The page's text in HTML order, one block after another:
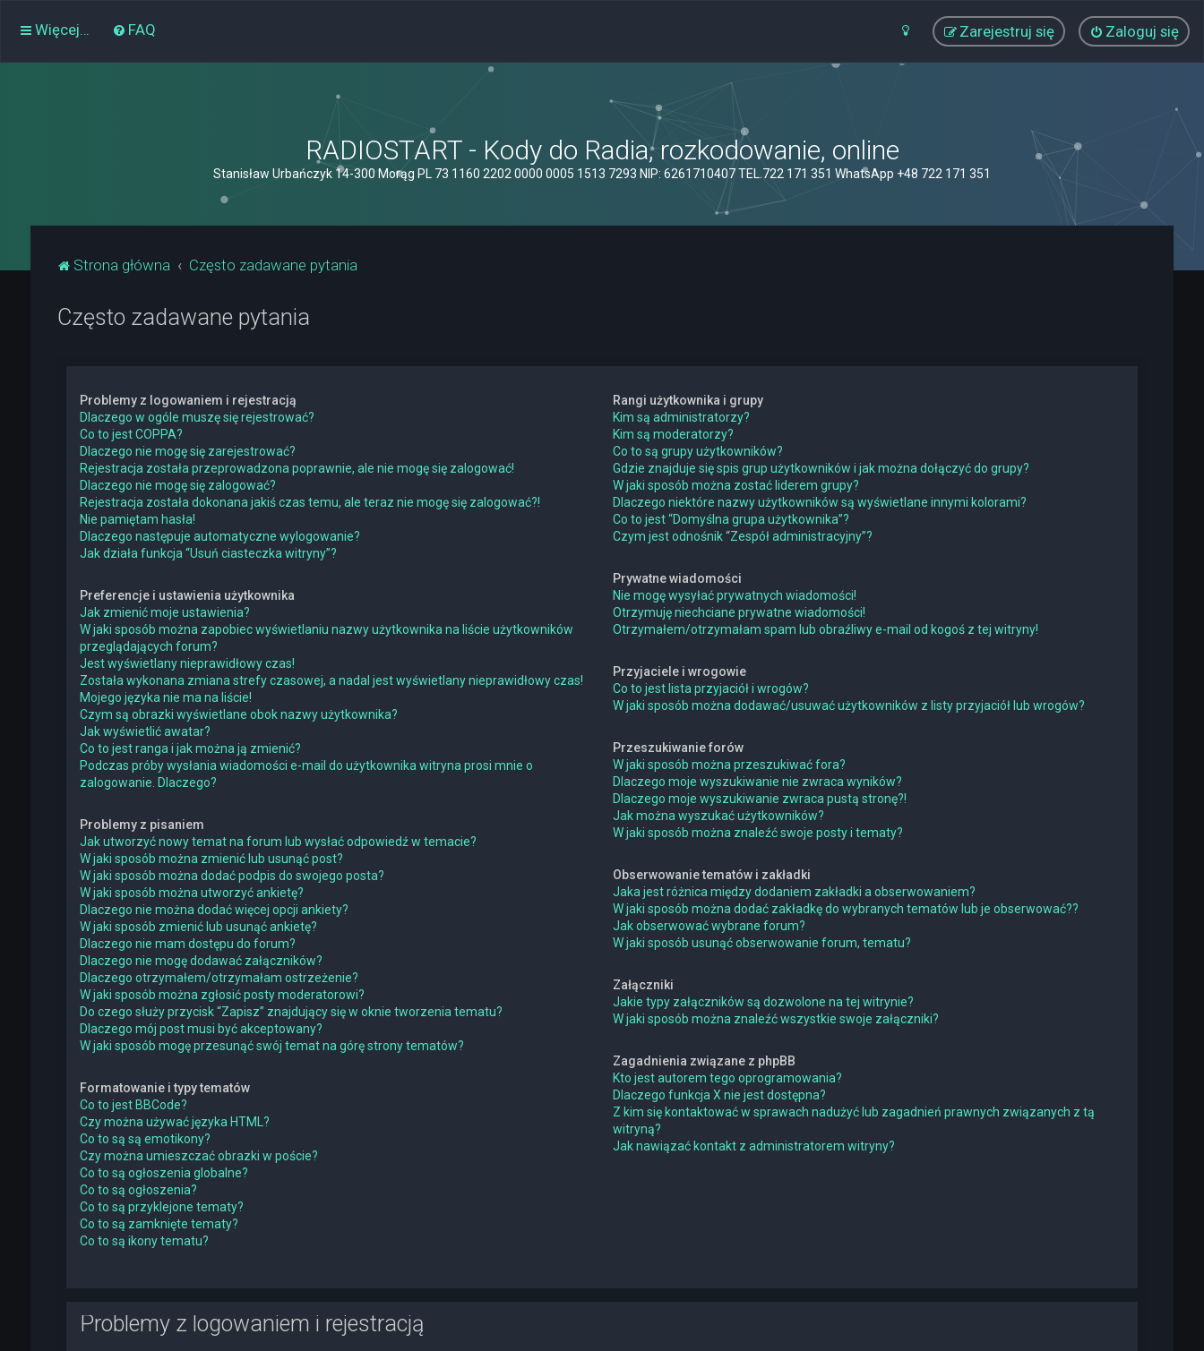
Więcej… FAQ Zaloguj się
Zarejestruj się
RADIOSTART - Kody do Radia, rozkodowanie, online
Stanisław Urbańczyk 14-300 Morąg PL 73 1160 2202 0000 0005 1513 7293 NIP: 6261710407 TEL.722 171 351 WhatsApp +48 722 171 351
Strona główna Często zadawane pytania
Często zadawane pytania
Problemy z logowaniem i rejestracją
Dlaczego w ogóle muszę się rejestrować?
Co to jest COPPA?
Dlaczego nie mogę się zarejestrować?
Rejestracja została przeprowadzona poprawnie, ale nie mogę się zalogować!
Dlaczego nie mogę się zalogować?
Rejestracja została dokonana jakiś czas temu, ale teraz nie mogę się zalogować?!
Nie pamiętam hasła!
Dlaczego następuje automatyczne wylogowanie?
Jak działa funkcja “Usuń ciasteczka witryny”?
Preferencje i ustawienia użytkownika
Jak zmienić moje ustawienia?
W jaki sposób można zapobiec wyświetlaniu nazwy użytkownika na liście użytkowników
przeglądających forum?
Jest wyświetlany nieprawidłowy czas!
Została wykonana zmiana strefy czasowej, a nadal jest wyświetlany nieprawidłowy czas!
Mojego języka nie ma na liście!
Czym są obrazki wyświetlane obok nazwy użytkownika?
Jak wyświetlić awatar?
Co to jest ranga i jak można ją zmienić?
Podczas próby wysłania wiadomości e-mail do użytkownika witryna prosi mnie o
zalogowanie. Dlaczego?
Problemy z pisaniem
Jak utworzyć nowy temat na forum lub wysłać odpowiedź w temacie?
W jaki sposób można zmienić lub usunąć post?
W jaki sposób można dodać podpis do swojego posta?
W jaki sposób można utworzyć ankietę?
Dlaczego nie można dodać więcej opcji ankiety?
W jaki sposób zmienić lub usunąć ankietę?
Dlaczego nie mam dostępu do forum?
Dlaczego nie mogę dodawać załączników?
Dlaczego otrzymałem/otrzymałam ostrzeżenie?
W jaki sposób można zgłosić posty moderatorowi?
Do czego służy przycisk “Zapisz” znajdujący się w oknie tworzenia tematu?
Dlaczego mój post musi być akceptowany?
W jaki sposób mogę przesunąć swój temat na górę strony tematów?
Formatowanie i typy tematów
Co to jest BBCode?
Czy można używać języka HTML?
Co to są są emotikony?
Czy można umieszczać obrazki w poście?
Co to są ogłoszenia globalne?
Co to są ogłoszenia?
Co to są przyklejone tematy?
Co to są zamknięte tematy?
Co to są ikony tematu?
Rangi użytkownika i grupy
Kim są administratorzy?
Kim są moderatorzy?
Co to są grupy użytkowników?
Gdzie znajduje się spis grup użytkowników i jak można dołączyć do grupy?
W jaki sposób można zostać liderem grupy?
Dlaczego niektóre nazwy użytkowników są wyświetlane innymi kolorami?
Co to jest “Domyślna grupa użytkownika”?
Czym jest odnośnik “Zespół administracyjny”?
Prywatne wiadomości
Nie mogę wysyłać prywatnych wiadomości!
Otrzymuję niechciane prywatne wiadomości!
Otrzymałem/otrzymałam spam lub obraźliwy e-mail od kogoś z tej witryny!
Przyjaciele i wrogowie
Co to jest lista przyjaciół i wrogów?
W jaki sposób można dodawać/usuwać użytkowników z listy przyjaciół lub wrogów?
Przeszukiwanie forów
W jaki sposób można przeszukiwać fora?
Dlaczego moje wyszukiwanie nie zwraca wyników?
Dlaczego moje wyszukiwanie zwraca pustą stronę?!
Jak można wyszukać użytkowników?
W jaki sposób można znaleźć swoje posty i tematy?
Obserwowanie tematów i zakładki
Jaka jest różnica między dodaniem zakładki a obserwowaniem?
W jaki sposób można dodać zakładkę do wybranych tematów lub je obserwować??
Jak obserwować wybrane forum?
W jaki sposób usunąć obserwowanie forum, tematu?
Załączniki
Jakie typy załączników są dozwolone na tej witrynie?
W jaki sposób można znaleźć wszystkie swoje załączniki?
Zagadnienia związane z phpBB
Kto jest autorem tego oprogramowania?
Dlaczego funkcja X nie jest dostępna?
Z kim się kontaktować w sprawach nadużyć lub zagadnień prawnych związanych z tą
witryną?
Jak nawiązać kontakt z administratorem witryny?
Problemy z logowaniem i rejestracją